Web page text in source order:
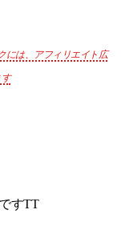
には、アフィリエイト広
すTT